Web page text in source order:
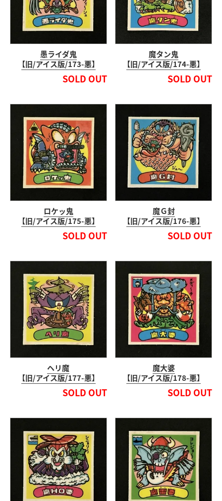
愚ライダ鬼
【旧/アイス版/173-悪】
SOLD OUT
魔タン鬼
【旧/アイス版/174-悪】
SOLD OUT
ロケッ鬼
【旧/アイス版/175-悪】
SOLD OUT
魔Ｇ封
【旧/アイス版/176-悪】
SOLD OUT
ヘリ魔
【旧/アイス版/177-悪】
SOLD OUT
魔大婆
【旧/アイス版/178-悪】
SOLD OUT